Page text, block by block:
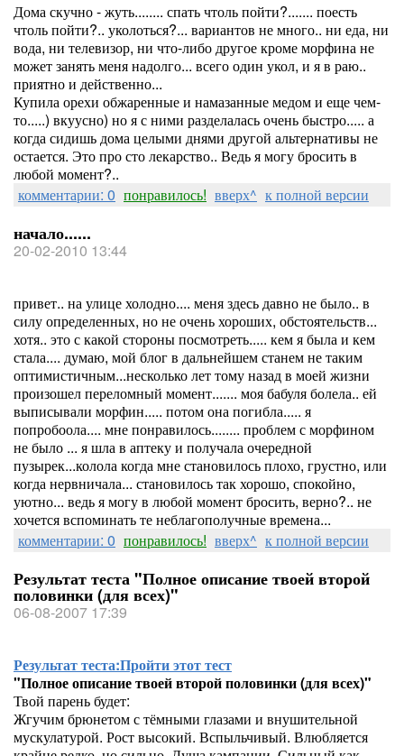
Дома скучно - жуть........ спать чтоль пойти?....... поесть
чтоль пойти?.. уколоться?... вариантов не много.. ни еда, ни
вода, ни телевизор, ни что-либо другое кроме морфина не
может занять меня надолго... всего один укол, и я в раю..
приятно и действенно...
Купила орехи обжаренные и намазанные медом и еще чем-
то.....) вкуусно) но я с ними разделалась очень быстро..... а
когда сидишь дома целыми днями другой альтернативы не
остается. Это про сто лекарство.. Ведь я могу бросить в
любой момент?..
комментарии: 0 понравилось! вверх^ к полной версии
начало......
20-02-2010 13:44
привет.. на улице холодно.... меня здесь давно не было.. в
силу определенных, но не очень хороших, обстоятельств...
хотя.. это с какой стороны посмотреть..... кем я была и кем
стала.... думаю, мой блог в дальнейшем станем не таким
оптимистичным...несколько лет тому назад в моей жизни
произошел переломный момент....... моя бабуля болела.. ей
выписывали морфин..... потом она погибла..... я
попробоола.... мне понравилось........ проблем с морфином
не было ... я шла в аптеку и получала очередной
пузырек...колола когда мне становилось плохо, грустно, или
когда нервничала... становилось так хорошо, спокойно,
уютно... ведь я могу в любой момент бросить, верно?.. не
хочется вспоминать те неблагополучные времена...
комментарии: 0 понравилось! вверх^ к полной версии
Результат теста "Полное описание твоей второй
половинки (для всех)"
06-08-2007 17:39
Результат теста:Пройти этот тест
"Полное описание твоей второй половинки (для всех)"
Твой парень будет:
Жгучим брюнетом с тёмными глазами и внушительной
мускулатурой. Рост высокий. Вспыльчивый. Влюбляется